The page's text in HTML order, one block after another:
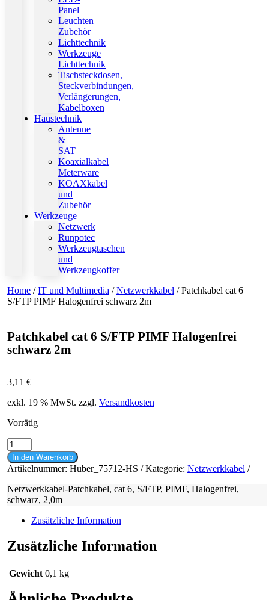
Panel
Leuchten
Zubehör
Lichttechnik
Werkzeuge
Lichttechnik
Tischsteckdosen,
Steckverbindungen,
Verlängerungen,
Kabelboxen
Haustechnik
Antenne
&
SAT
Koaxialkabel
Meterware
KOAXkabel
und
Zubehör
Werkzeuge
Netzwerk
Runpotec
Werkzeugtaschen
und
Werkzeugkoffer
Home /IT und Multimedia /Netzwerkkabel / Patchkabel cat 6
S/FTP PIMF Halogenfrei schwarz 2m
Patchkabel cat 6 S/FTP PIMF Halogenfrei
schwarz 2m
3,11 €
exkl. 19 % MwSt. zzgl. Versandkosten
Vorrätig
Patchkabel
cat
6
S/FTP
PIMF
Halogenfrei
In den Warenkorb
Artikelnummer: Huber_75712-HS Kategorie: Netzwerkkabel
Netzwerkkabel-Patchkabel, cat 6, S/FTP, PIMF, Halogenfrei,
schwarz, 2,0m
Zusätzliche Information
Zusätzliche Information
Gewicht 0,1 kg